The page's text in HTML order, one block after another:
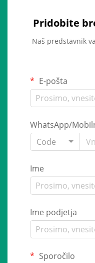
Pridobite
Naš predstavnik
E-pošta
WhatsApp/
Code
Ime
Ime podjetja
Sporočilo